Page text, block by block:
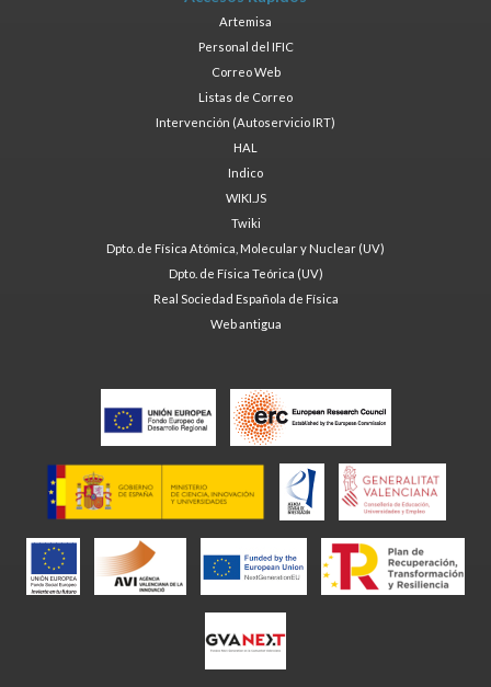
Artemisa
Personal del IFIC
Correo Web
Listas de Correo
Intervención (Autoservicio IRT)
HAL
Indico
WIKI.JS
Twiki
Dpto. de Física Atómica, Molecular y Nuclear (UV)
Dpto. de Física Teórica (UV)
Real Sociedad Española de Física
Web antigua